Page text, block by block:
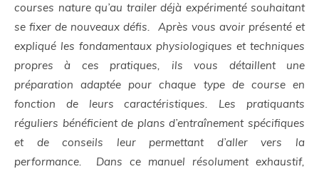
courses nature qu’au trailer déjà expérimenté souhaitant
se fixer de nouveaux défis. Après vous avoir présenté et
expliqué les fondamentaux physiologiques et techniques
propres à ces pratiques, ils vous détaillent une
préparation adaptée pour chaque type de course en
fonction de leurs caractéristiques. Les pratiquants
réguliers bénéficient de plans d’entraînement spécifiques
et de conseils leur permettant d’aller vers la
performance. Dans ce manuel résolument exhaustif,